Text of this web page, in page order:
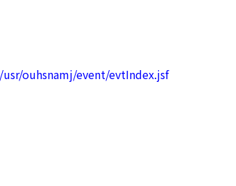
ouhsnamj/event/evtIndex.jsf